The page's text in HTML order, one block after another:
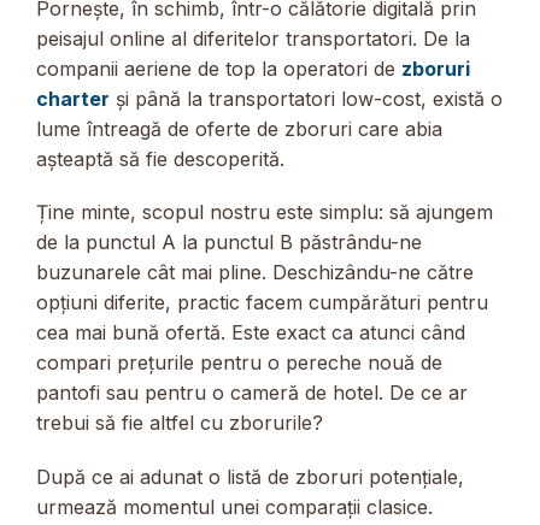
Pornește, în schimb, într-o călătorie digitală prin
peisajul online al diferitelor transportatori. De la
companii aeriene de top la operatori de zboruri
charter și până la transportatori low-cost, există o
lume întreagă de oferte de zboruri care abia
așteaptă să fie descoperită.
Ține minte, scopul nostru este simplu: să ajungem
de la punctul A la punctul B păstrându-ne
buzunarele cât mai pline. Deschizându-ne către
opțiuni diferite, practic facem cumpărături pentru
cea mai bună ofertă. Este exact ca atunci când
compari prețurile pentru o pereche nouă de
pantofi sau pentru o cameră de hotel. De ce ar
trebui să fie altfel cu zborurile?
După ce ai adunat o listă de zboruri potențiale,
urmează momentul unei comparații clasice.